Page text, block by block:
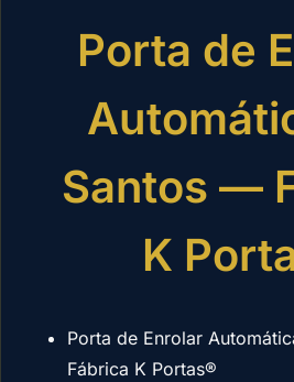
Porta de
Santos —
K
Porta de Enrolar
Fábrica K Portas®